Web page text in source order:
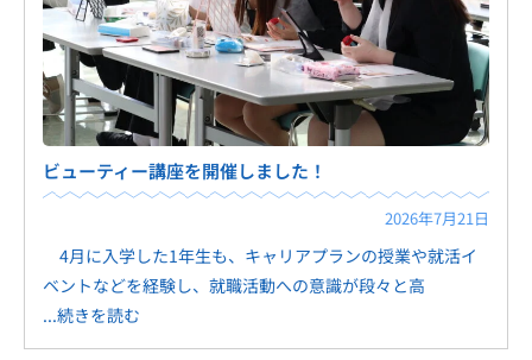
ビューティー講座を開催しました！
2026年7月21日
4月に入学した1年生も、キャリアプランの授業や就活イ
ベントなどを経験し、就職活動への意識が段々と高
...続きを読む